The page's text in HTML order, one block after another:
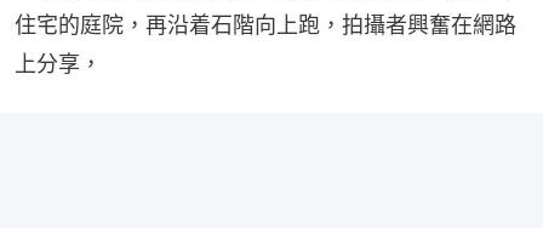
住宅的庭院，再沿着石階向上跑，拍攝者興奮在網路
上分享，